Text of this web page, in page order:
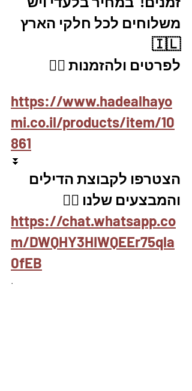
משלוחים לכל חלקי הארץ
🇮🇱
לפרטים ולהזמנות 👇🏼
https://www.hadealhayo
mi.co.il/products/item/10
861
⏬
הצטרפו לקבוצת הדילים
והמבצעים שלנו 👇🏽
https://chat.whatsapp.co
m/DWQHY3HIWQEEr75qla
0fEB
.